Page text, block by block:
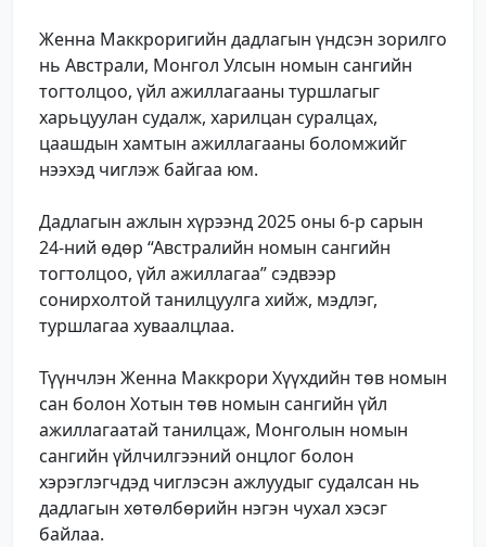
Женна Маккроригийн дадлагын үндсэн зорилго
нь Австрали, Монгол Улсын номын сангийн
тогтолцоо, үйл ажиллагааны туршлагыг
харьцуулан судалж, харилцан суралцах,
цаашдын хамтын ажиллагааны боломжийг
нээхэд чиглэж байгаа юм.
Дадлагын ажлын хүрээнд 2025 оны 6-р сарын
24-ний өдөр “Австралийн номын сангийн
тогтолцоо, үйл ажиллагаа” сэдвээр
сонирхолтой танилцуулга хийж, мэдлэг,
туршлагаа хуваалцлаа.
Түүнчлэн Женна Маккрори Хүүхдийн төв номын
сан болон Хотын төв номын сангийн үйл
ажиллагаатай танилцаж, Монголын номын
сангийн үйлчилгээний онцлог болон
хэрэглэгчдэд чиглэсэн ажлуудыг судалсан нь
дадлагын хөтөлбөрийн нэгэн чухал хэсэг
байлаа.